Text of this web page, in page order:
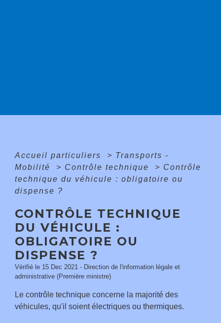
Accueil particuliers > Transports -
Mobilité
> Contrôle technique > Contrôle
technique du véhicule : obligatoire ou
dispense ?
CONTRÔLE TECHNIQUE
DU VÉHICULE :
OBLIGATOIRE OU
DISPENSE ?
Vérifié le 15 Dec 2021 - Direction de l'information légale et
administrative (Première ministre)
Le contrôle technique concerne la majorité des
véhicules, qu'il soient électriques ou thermiques.